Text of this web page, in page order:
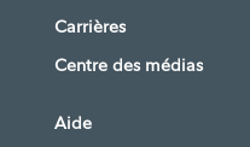
Carrières
Centre des médias
Aide